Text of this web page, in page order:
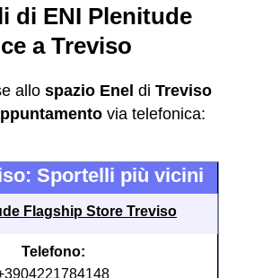
di ENI Plenitude
a Treviso
allo spazio Enel di Treviso
via telefonica:
Sportelli più vicini
Flagship Store Treviso
Telefono: